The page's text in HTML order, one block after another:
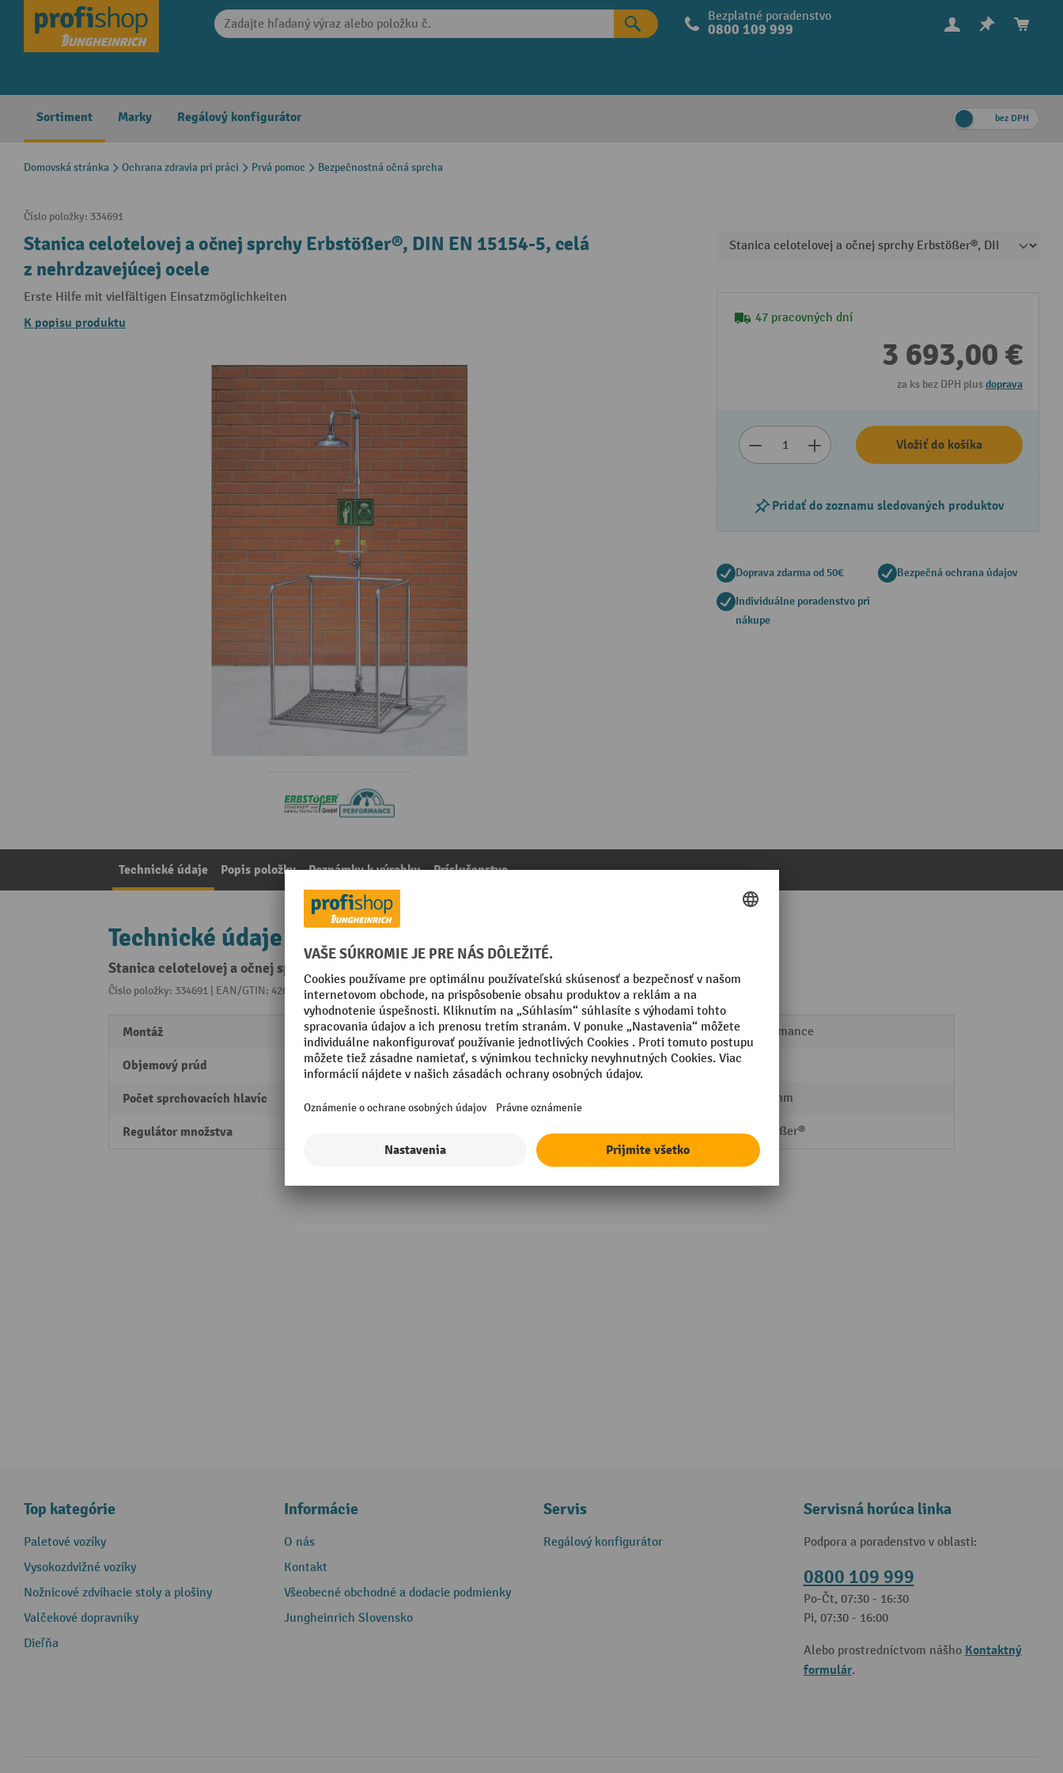
Skip to main navigation Bezplatné poradenstvo
0800 109 999
Sortiment Marky Regálový konfigurátor bez DPH
Domovská stránka Ochrana zdravia pri práci Prvá pomoc Bezpečnostná očná sprcha
Číslo položky: 334691
Stanica celotelovej a očnej sprchy Erbstößer®, DIN EN 15154-5, celá
z nehrdzavejúcej ocele
Erste Hilfe mit vielfältigen Einsatzmöglichkeiten
K popisu produktu 47 pracovných dní
3 693,00 €
za ks bez DPH plusdoprava
Vložiť do košíka
Pridať do zoznamu sledovaných produktov
Doprava zdarma od 50€ Bezpečná ochrana údajov
Individuálne poradenstvo pri
nákupe
Technické údaje Popis položky Poznámky k výrobku Príslušenstvo
Technické údaje
Stanica celotelovej a očnej sprchy Erbstößer®, DIN EN 15154-5, celá z nehrdzavejúcej ocele
Číslo položky: 334691 | EAN/GTIN: 4260294061187Z kategórie:Bezpečnostná očná sprcha
Montáž Montáž na podlahu
Objemový prúd 110 l/min
Počet sprchovacích hlavíc
Regulátor množstva
Segmentu Performance
Vlastná hmotnosť
Výška 2600 mm
Značka Erbstößer®
Top kategórie
Paletové vozíky
Vysokozdvižné vozíky
Nožnicové zdvíhacie stoly a plošiny
Valčekové dopravníky
Dieľňa
Informácie
O nás
Kontakt
Všeobecné obchodné a dodacie podmienky
Jungheinrich Slovensko
Servis
Regálový konfigurátor
Servisná horúca linka
Podpora a poradenstvo v oblasti:
0800 109 999
Po-Čt, 07:30 - 16:30
Pi, 07:30 - 16:00
Alebo prostredníctvom nášho Kontaktný
formulár.